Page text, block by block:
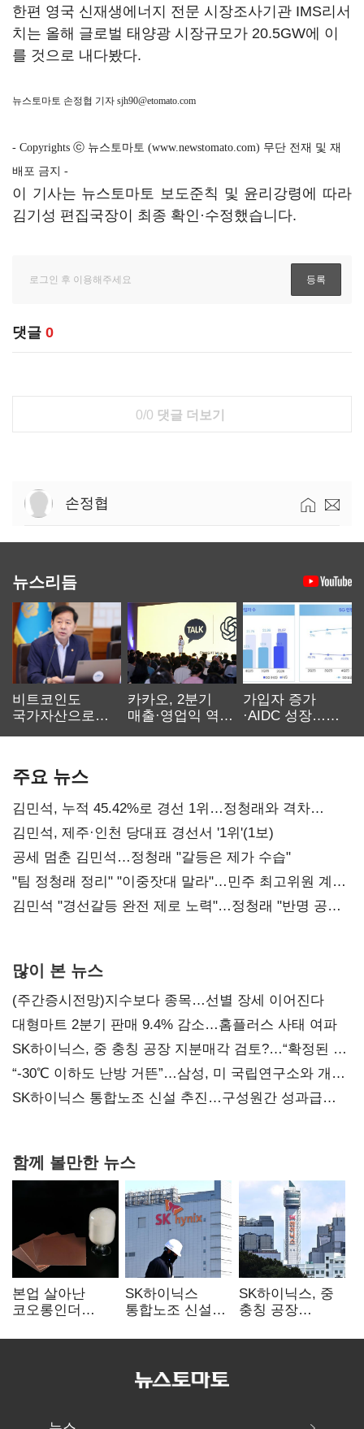
한편 영국 신재생에너지 전문 시장조사기관 IMS리서
치는 올해 글로벌 태양광 시장규모가 20.5GW에 이
를 것으로 내다봤다.
뉴스토마토 손정협 기자 sjh90@etomato.com
- Copyrights ⓒ 뉴스토마토 (www.newstomato.com) 무단 전재 및 재
배포 금지 -
이 기사는 뉴스토마토 보도준칙 및 윤리강령에 따라
김기성 편집국장이 최종 확인·수정했습니다.
댓글 0
0/0 댓글 더보기
손정협
뉴스리듬
비트코인도
국가자산으로…'
카카오, 2분기
매출·영업익 역대
가입자 증가
·AIDC 성장…
주요 뉴스
김민석, 누적 45.42%로 경선 1위…정청래와 격차
0.86%p(2보)
김민석, 제주·인천 당대표 경선서 '1위'(1보)
공세 멈춘 김민석…정청래 "갈등은 제가 수습"
"팀 정청래 정리" "이중잣대 말라"…민주 최고위원 계파
다툼 격화
김민석 "경선갈등 완전 제로 노력"…정청래 "반명 공세
많이 본 뉴스
(주간증시전망)지수보다 종목…선별 장세 이어진다
대형마트 2분기 판매 9.4% 감소…홈플러스 사태 여파
SK하이닉스, 중 충칭 공장 지분매각 검토?…“확정된 바
없어”
“-30℃ 이하도 난방 거뜬”…삼성, 미 국립연구소와 개발
협력
SK하이닉스 통합노조 신설 추진…구성원간 성과급
함께 볼만한 뉴스
본업 살아난
코오롱인더
배터리 소재로
SK하이닉스
통합노조 신설
성과급 불만 확산
SK하이닉스, 중
충칭 공장
검토?…“확정된